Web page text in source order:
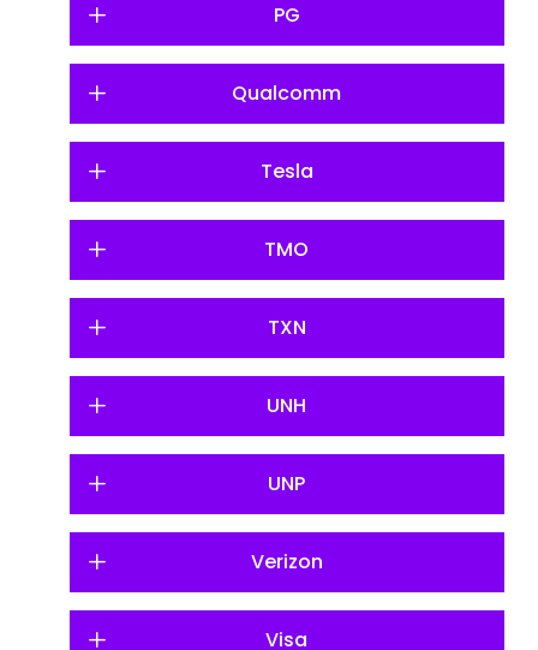
PG
Qualcomm
Tesla
TMO
TXN
UNH
UNP
Verizon
Visa